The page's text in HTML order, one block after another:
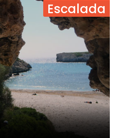
Escalada